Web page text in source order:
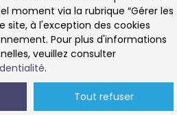
moment via la rubrique ″Gérer les
site, à l'exception des cookies
Pour plus d'informations
veuillez consulter
.
Tout refuser